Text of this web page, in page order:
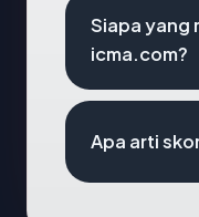
Siapa yang
icma.com?
Apa arti